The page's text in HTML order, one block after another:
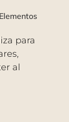
para
al